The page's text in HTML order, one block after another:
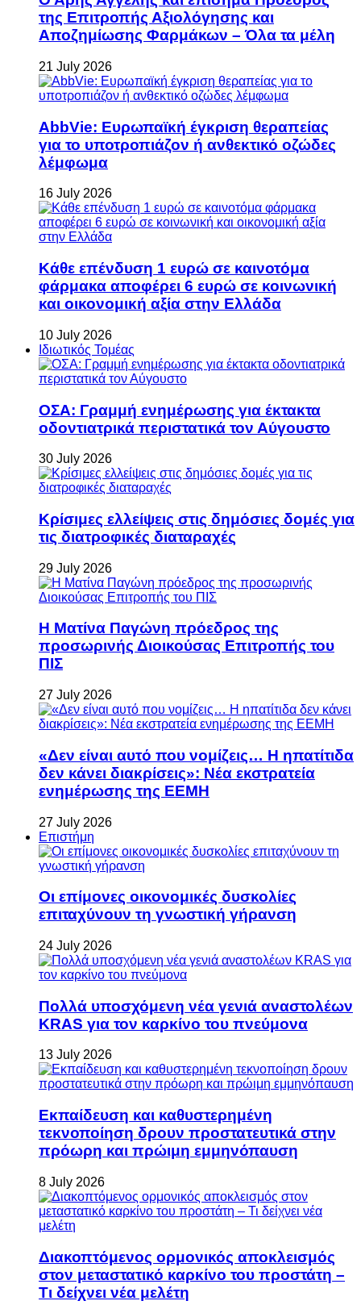
της Επιτροπής Αξιολόγησης και
Αποζημίωσης Φαρμάκων – Όλα τα μέλη
21 July 2026
AbbVie: Ευρωπαϊκή έγκριση θεραπείας
για το υποτροπιάζον ή ανθεκτικό οζώδες
λέμφωμα
16 July 2026
Κάθε επένδυση 1 ευρώ σε καινοτόμα
φάρμακα αποφέρει 6 ευρώ σε κοινωνική
και οικονομική αξία στην Ελλάδα
10 July 2026
Ιδιωτικός Τομέας
ΟΣΑ: Γραμμή ενημέρωσης για έκτακτα
οδοντιατρικά περιστατικά τον Αύγουστο
30 July 2026
Κρίσιμες ελλείψεις στις δημόσιες δομές για
τις διατροφικές διαταραχές
29 July 2026
Η Ματίνα Παγώνη πρόεδρος της
προσωρινής Διοικούσας Επιτροπής του
ΠΙΣ
27 July 2026
«Δεν είναι αυτό που νομίζεις… Η ηπατίτιδα
δεν κάνει διακρίσεις»: Νέα εκστρατεία
ενημέρωσης της ΕΕΜΗ
27 July 2026
Επιστήμη
Οι επίμονες οικονομικές δυσκολίες
επιταχύνουν τη γνωστική γήρανση
24 July 2026
Πολλά υποσχόμενη νέα γενιά αναστολέων
KRAS για τον καρκίνο του πνεύμονα
13 July 2026
Εκπαίδευση και καθυστερημένη
τεκνοποίηση δρουν προστατευτικά στην
πρόωρη και πρώιμη εμμηνόπαυση
8 July 2026
Διακοπτόμενος ορμονικός αποκλεισμός
στον μεταστατικό καρκίνο του προστάτη –
Τι δείχνει νέα μελέτη